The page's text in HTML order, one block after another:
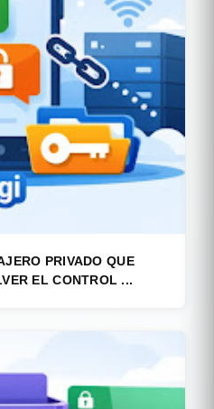
PRIVADO QUE
EL CONTROL ...